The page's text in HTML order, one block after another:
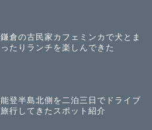
鎌倉の古民家カフェミンカで犬とま
ったりランチを楽しんできた
能登半島北側を二泊三日でドライブ
旅行してきたスポット紹介